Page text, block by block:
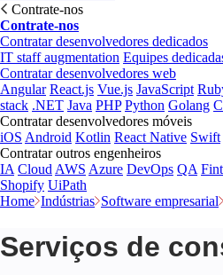
Contrate-nos
Contrate-nos
Contratar desenvolvedores dedicados
IT staff augmentation Equipes
Contratar desenvolvedores web
Angular React.js Vue.js JavaScript
stack .NET Java PHP Python Golang
Contratar desenvolvedores móveis
iOS Android Kotlin React Native Swift
Contratar outros engenheiros
IA Cloud AWS Azure DevOps QA
Shopify UiPath
Home Indústrias Software empresarial
Serviços de